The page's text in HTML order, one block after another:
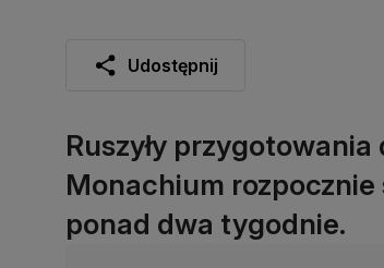
Udostępnij
Ruszyły
Monachium
ponad dwa tygodnie.